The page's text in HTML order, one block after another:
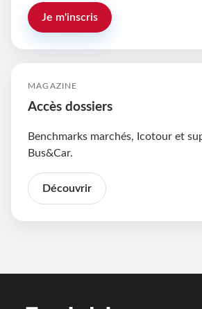
Je m'inscris
MAGAZINE
Accès dossiers
Benchmarks marchés, Icotour et
Bus&Car.
Découvrir